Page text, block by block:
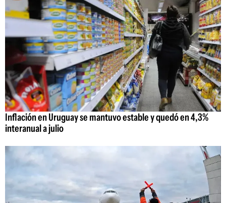
Inflación en Uruguay se mantuvo estable y quedó en 4,3%
interanual a julio